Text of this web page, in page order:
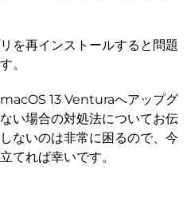
を再インストールすると問題
。
13 Venturaへアップグ
い場合の対処法についてお伝
ないのは非常に困るので、今
てれば幸いです。